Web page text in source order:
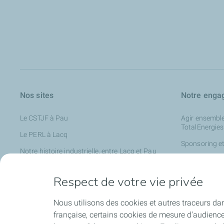
Nos sites
Le CSTJF à Pau
Le PERL à Lacq
Notre histoire industrielle, entre Lacq et Pau
Notre
Agir
TotalEnergies
Sponsoring
Nouer des
Respect de votre vie privée
Nous utilisons des cookies et autres traceurs
française, certains cookies de mesure